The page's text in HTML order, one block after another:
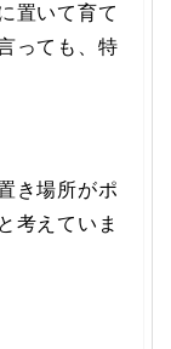
置いて育て
っても、特
き場所がポ
考えていま